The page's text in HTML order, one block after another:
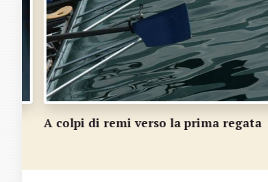
Annabella, la sirena di Gravesano